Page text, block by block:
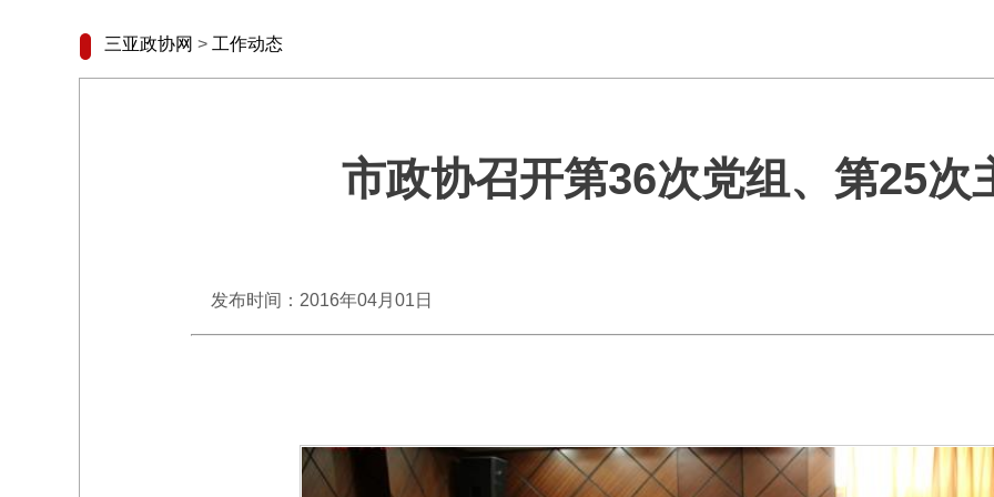
三亚政协网 > 工作动态
市政协召开第36次党组、第25次
发布时间：2016年04月01日